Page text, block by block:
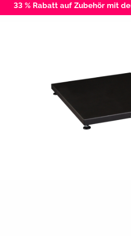
33 % Rabatt auf Zubehör mit